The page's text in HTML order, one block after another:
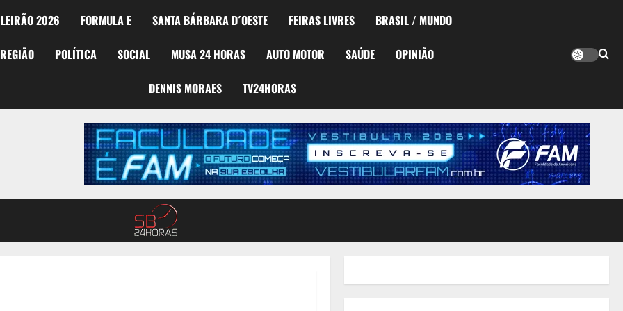
2026 FORMULA E SANTA BÁRBARA D´OESTE FEIRAS LIVRES BRASIL / MUNDO
REGIÃO POLÍTICA SOCIAL MUSA 24 HORAS AUTO MOTOR SAÚDE OPINIÃO
DENNIS MORAES TV24HORAS